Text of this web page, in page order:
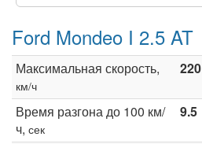
Ford Mondeo I 2.5 AT
Максимальная скорость,
км/ч
220
Время разгона до 100 км/
ч, сек
9.5